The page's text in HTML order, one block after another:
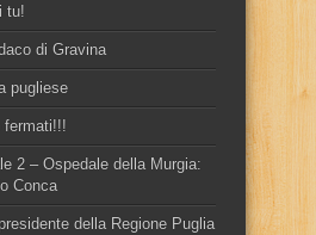
tu!
di Gravina
pugliese
fermati!!!
2 – Ospedale della Murgia:
Conca
della Regione Puglia